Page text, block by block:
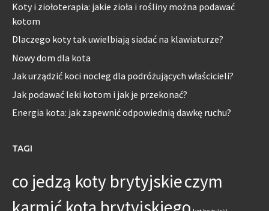
Koty i ziołoterapia: jakie zioła i rośliny można podawać
kotom
Dlaczego koty tak uwielbiają siadać na klawiaturze?
Nowy dom dla kota
Jak urządzić koci nocleg dla podróżujących właścicieli?
Jak podawać leki kotom i jak je przekonać?
Energia kota: jak zapewnić odpowiednią dawkę ruchu?
TAGI
co jedzą koty brytyjskieczym